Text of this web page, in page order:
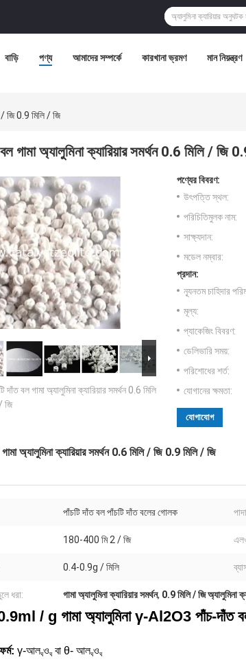
বাড়ি পণ্য আমাদের সম্পর্কে কারখানা ভ্রমণ মান নিয়ন্ত্রণ
/ জি 0.9 মিলি / জি
বল গামা অ্যালুমিনা ক্যারিয়ার সমর্থন 0.6 মিলি / জি
দাঁত বল গামা অ্যালুমিনা ক্যারিয়ার সমর্থন 0.6 মিলি
জি
পণ্যের বিবরণ:
উৎপত্তি স্থল:
পরিচিতিমুলক নাম:
সাক্ষ্যদান:
মডেল নম্বার:
প্রদান:
ন্যূনতম চাহিদার
মূল্য:
প্যাকেজিং বিবরণ:
ডেলিভারি সময়:
পরিশোধের শর্ত:
যোগানের ক্ষমতা:
যোগাযোগ
অ্যালুমিনা ক্যারিয়ার সমর্থন 0.6 মিলি / জি 0.9 মিলি / জি
পাঁচটি দাঁত বল পাঁচটি দাঁত বলের গোলক
180-400 মি 2 / জি
0.4-0.9g / মিলি
ধরা: গামা অ্যালুমিনা ক্যারিয়ার সমর্থন, 0.9 মিলি / জি অ্যালুমিনা
/ g গামা অ্যালুমিনা γ-Al2O3 পাঁচ-দাঁত বল
γ-আলঘওঘবা θ- আলঘওঘ